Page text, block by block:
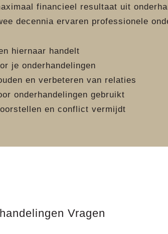
financieel resultaat uit
decennia ervaren professionele
hiernaar handelt
je onderhandelingen
en verbeteren van relaties
onderhandelingen gebruikt
en conflict vermijdt
Vragen